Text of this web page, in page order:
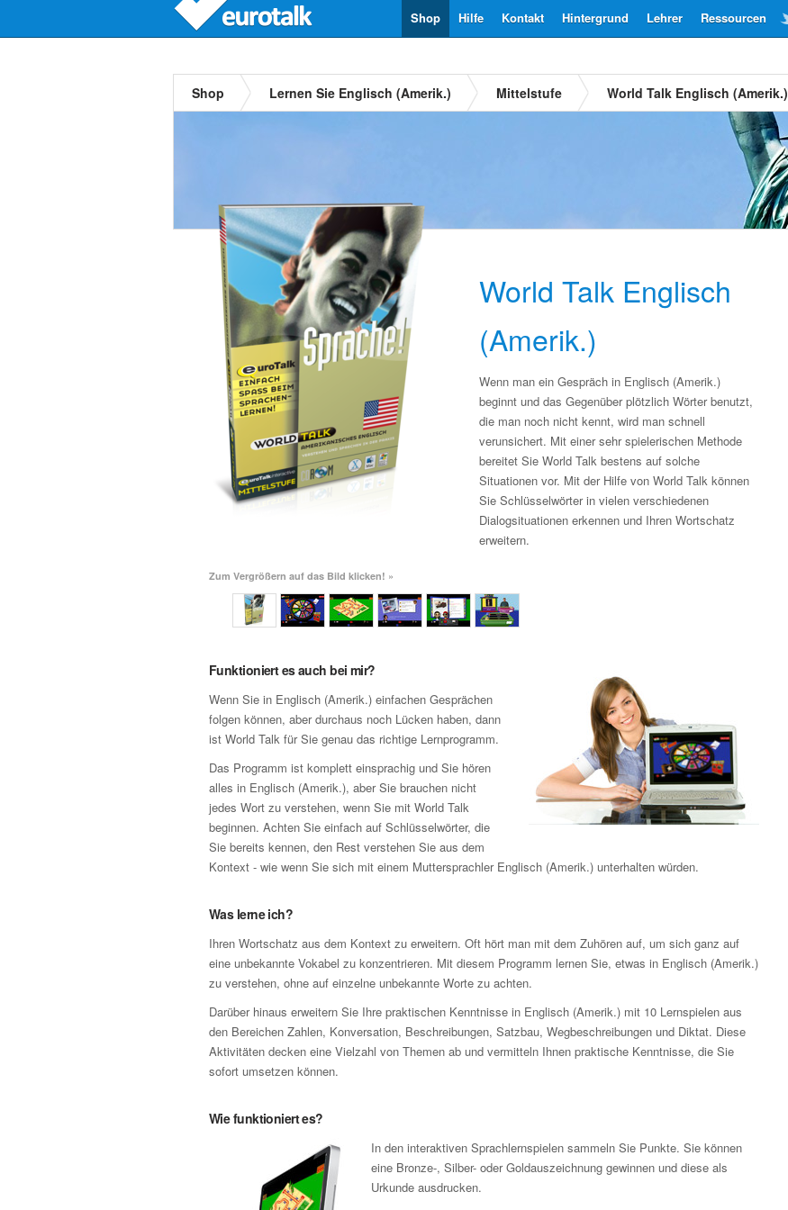
Ressourcen
Lehrer
Hintergrund
Kontakt
Hilfe
Shop
Shop Lernen Sie Englisch (Amerik.) Mittelstufe World Talk Englisch (Amerik.)
World Talk Englisch
(Amerik.)
Wenn man ein Gespräch in Englisch (Amerik.)
beginnt und das Gegenüber plötzlich Wörter benutzt,
die man noch nicht kennt, wird man schnell
verunsichert. Mit einer sehr spielerischen Methode
bereitet Sie World Talk bestens auf solche
Situationen vor. Mit der Hilfe von World Talk können
Sie Schlüsselwörter in vielen verschiedenen
Dialogsituationen erkennen und Ihren Wortschatz
erweitern.
Zum Vergrößern auf das Bild klicken! »
Funktioniert es auch bei mir?
Wenn Sie in Englisch (Amerik.) einfachen Gesprächen
folgen können, aber durchaus noch Lücken haben, dann
ist World Talk für Sie genau das richtige Lernprogramm.
Das Programm ist komplett einsprachig und Sie hören
alles in Englisch (Amerik.), aber Sie brauchen nicht
jedes Wort zu verstehen, wenn Sie mit World Talk
beginnen. Achten Sie einfach auf Schlüsselwörter, die
Sie bereits kennen, den Rest verstehen Sie aus dem
Kontext - wie wenn Sie sich mit einem Muttersprachler Englisch (Amerik.) unterhalten würden.
Was lerne ich?
Ihren Wortschatz aus dem Kontext zu erweitern. Oft hört man mit dem Zuhören auf, um sich ganz auf
eine unbekannte Vokabel zu konzentrieren. Mit diesem Programm lernen Sie, etwas in Englisch (Amerik.)
zu verstehen, ohne auf einzelne unbekannte Worte zu achten.
Darüber hinaus erweitern Sie Ihre praktischen Kenntnisse in Englisch (Amerik.) mit 10 Lernspielen aus
den Bereichen Zahlen, Konversation, Beschreibungen, Satzbau, Wegbeschreibungen und Diktat. Diese
Aktivitäten decken eine Vielzahl von Themen ab und vermitteln Ihnen praktische Kenntnisse, die Sie
sofort umsetzen können.
Wie funktioniert es?
In den interaktiven Sprachlernspielen sammeln Sie Punkte. Sie können
eine Bronze-, Silber- oder Goldauszeichnung gewinnen und diese als
Urkunde ausdrucken.